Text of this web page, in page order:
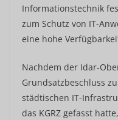
Informationstechnik
zum Schutz von IT-
eine hohe
Nachdem der Idar-
Grundsatzbeschluss
städtischen IT-
das KGRZ gefasst